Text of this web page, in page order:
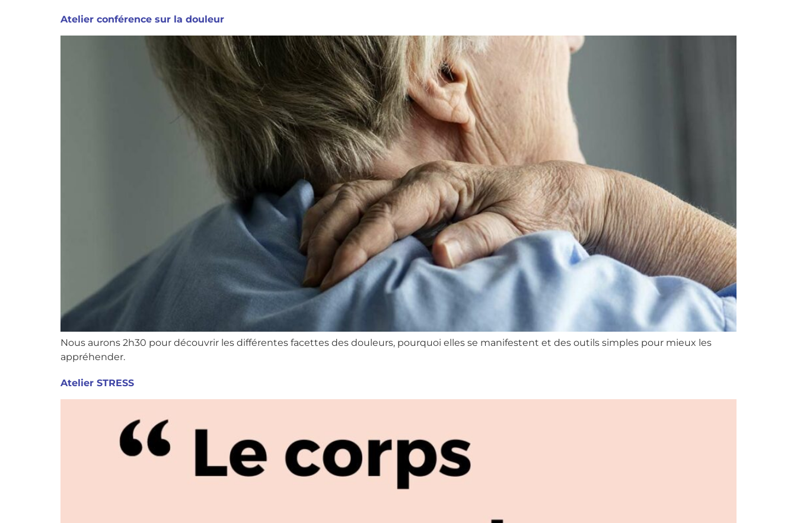
Atelier conférence sur la douleur
Nous aurons 2h30 pour découvrir les différentes facettes des douleurs, pourquoi elles se manifestent et des outils simples pour mieux les
appréhender.
Atelier STRESS